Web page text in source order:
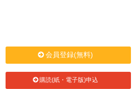
会員登録(無料)
購読(紙・電子版)申込